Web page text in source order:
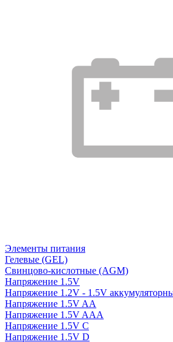
Элементы питания
Гелевые (GEL)
Свинцово-кислотные (AGM)
Напряжение 1.5V
Напряжение 1.2V - 1.5V
Напряжение 1.5V AA
Напряжение 1.5V AAA
Напряжение 1.5V C
Напряжение 1.5V D